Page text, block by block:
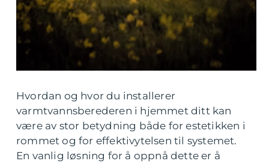
Hvordan og hvor du installerer
varmtvannsberederen i hjemmet ditt kan
være av stor betydning både for estetikken i
rommet og for effektivytelsen til systemet.
En vanlig løsning for å oppnå dette er å